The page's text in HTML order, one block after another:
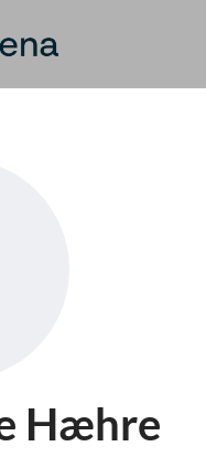
Hæhre